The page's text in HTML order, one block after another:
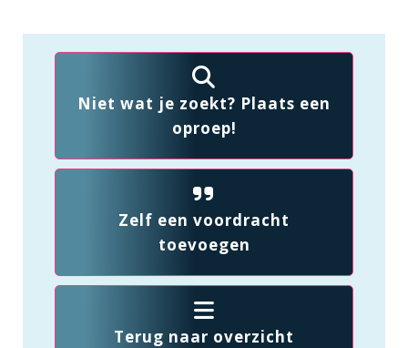
Niet wat je zoekt? Plaats een
oproep!
Zelf een voordracht
toevoegen
Terug naar overzicht